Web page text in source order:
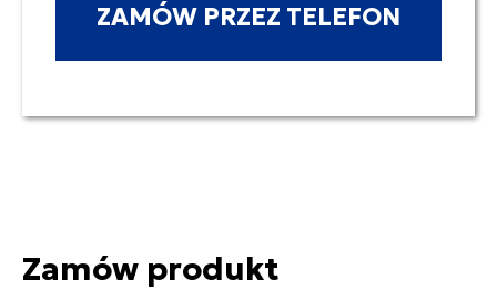
ZAMÓW PRZEZ TELEFON
Zamów produkt